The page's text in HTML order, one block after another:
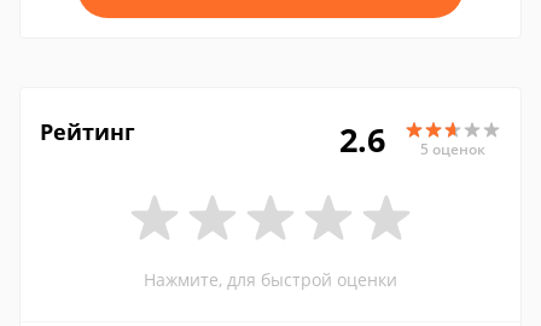
Рейтинг 2.6 5 оценок
Нажмите, для быстрой оценки